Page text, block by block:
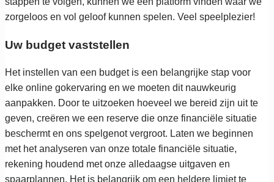
zorgeloos en vol geloof kunnen spelen. Veel speelplezier!
Uw budget vaststellen
Het instellen van een budget is een belangrijke stap voor
elke online gokervaring en we moeten dit nauwkeurig
aanpakken. Door te uitzoeken hoeveel we bereid zijn uit te
geven, creëren we een reserve die onze financiële situatie
beschermt en ons spelgenot vergroot. Laten we beginnen
met het analyseren van onze totale financiële situatie,
rekening houdend met onze alledaagse uitgaven en
spaarplannen. Het is belangrijk om een heldere limiet te